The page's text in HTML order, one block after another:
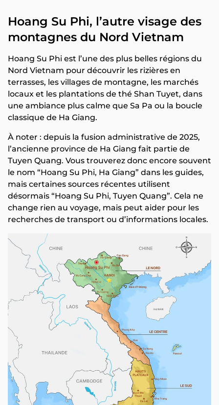
Hoang Su Phi, l’autre visage des
montagnes du Nord Vietnam
Hoang Su Phi est l’une des plus belles régions du
Nord Vietnam pour découvrir les rizières en
terrasses, les villages de montagne, les marchés
locaux et les plantations de thé Shan Tuyet, dans
une ambiance plus calme que Sa Pa ou la boucle
classique de Ha Giang.
À noter : depuis la fusion administrative de 2025,
l’ancienne province de Ha Giang fait partie de
Tuyen Quang. Vous trouverez donc encore souvent
le nom “Hoang Su Phi, Ha Giang” dans les guides,
mais certaines sources récentes utilisent
désormais “Hoang Su Phi, Tuyen Quang”. Cela ne
change rien au voyage, mais peut aider pour les
recherches de transport ou d’informations locales.